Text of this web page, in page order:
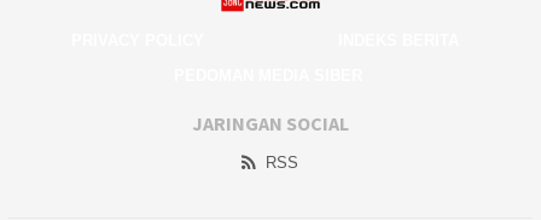
JARINGAN SOCIAL
RSS